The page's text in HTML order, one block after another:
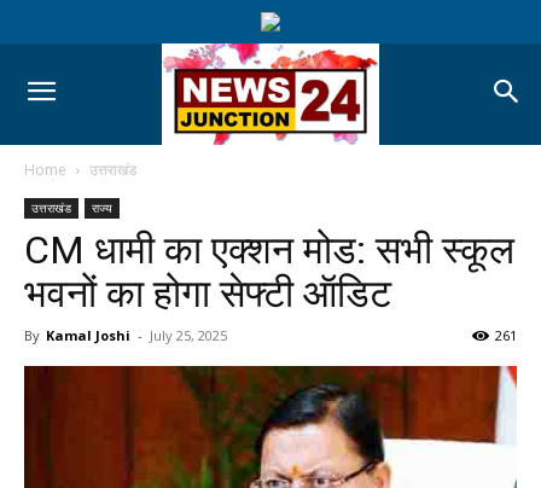
Home उत्तराखंड
उत्तराखंड राज्य
CM धामी का एक्शन मोड: सभी स्कूल
भवनों का होगा सेफ्टी ऑडिट
By Kamal Joshi - July 25, 2025 261